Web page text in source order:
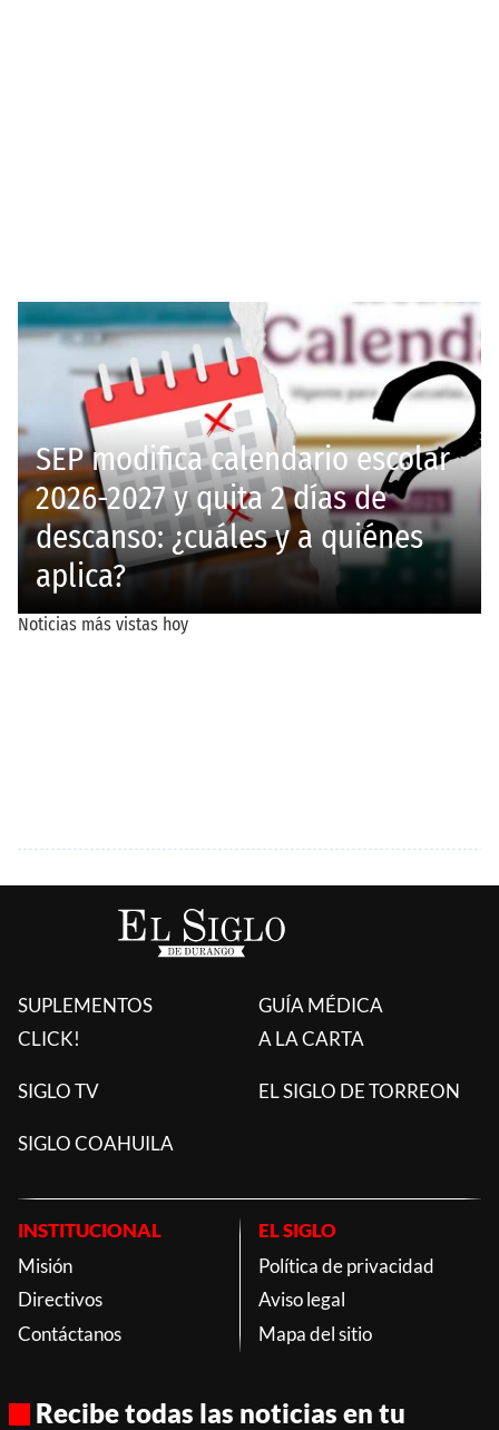
SUPLEMENTOS
CLICK!
GUÍA MÉDICA
A LA CARTA
SIGLO TV EL SIGLO DE TORREON
SIGLO COAHUILA
INSTITUCIONAL
Misión
Directivos
Contáctanos
EL SIGLO
Política de privacidad
Aviso legal
Mapa del sitio
Recibe todas las noticias en tu